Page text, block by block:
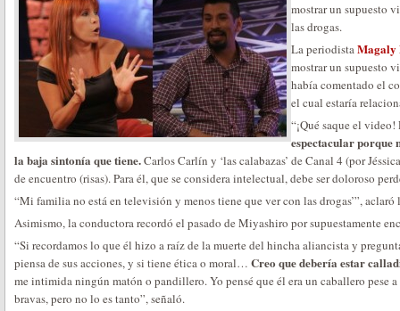
mostrar un supuesto
las drogas.
La periodista
mostrar un supuesto
había comentado el
el cual estaría
“¡Qué saque el
espectacular porque
la baja sintonía que tiene.Carlos Carlín y ‘las calabazas’ de Canal 4 (por
de encuentro (risas). Para él, que se considera intelectual, debe ser doloroso
“Mi familia no está en televisión y menos tiene que ver con las drogas’”,
Asimismo, la conductora recordó el pasado de Miyashiro por supuestamente
“Si recordamos lo que él hizo a raíz de la muerte del hincha aliancista y
piensa de sus acciones, y si tiene ética o moral… Creo que debería estar
me intimida ningún matón o pandillero. Yo pensé que él era un caballero pese
bravas, pero no lo es tanto”, señaló.